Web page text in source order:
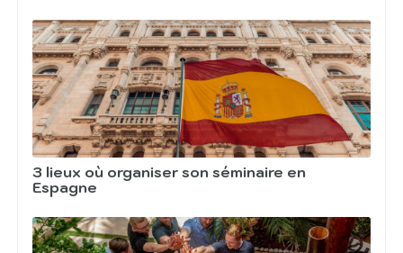
3 lieux où organiser son séminaire en
Espagne